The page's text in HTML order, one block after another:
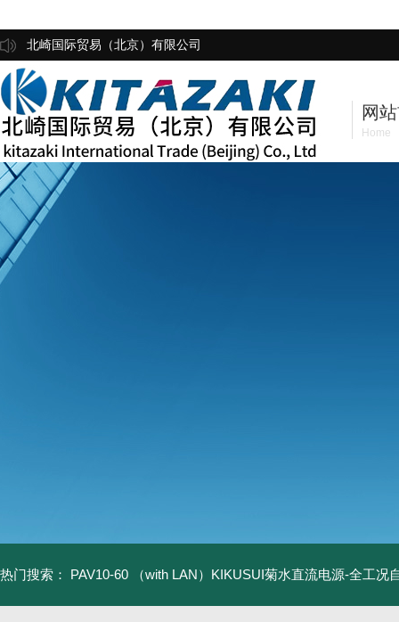
北崎国际贸易（北京）有限公司
网
Home
热门搜索： PAV10-60 （with LAN）KIKUSUI菊水直流电源-全工况